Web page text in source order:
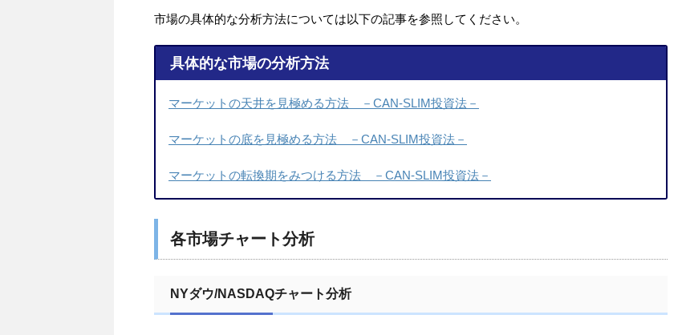
市場の具体的な分析方法については以下の記事を参照してください。
具体的な市場の分析方法
マーケットの天井を見極める方法 －CAN-SLIM投資法－
マーケットの底を見極める方法 －CAN-SLIM投資法－
マーケットの転換期をみつける方法 －CAN-SLIM投資法－
各市場チャート分析
NYダウ/NASDAQチャート分析